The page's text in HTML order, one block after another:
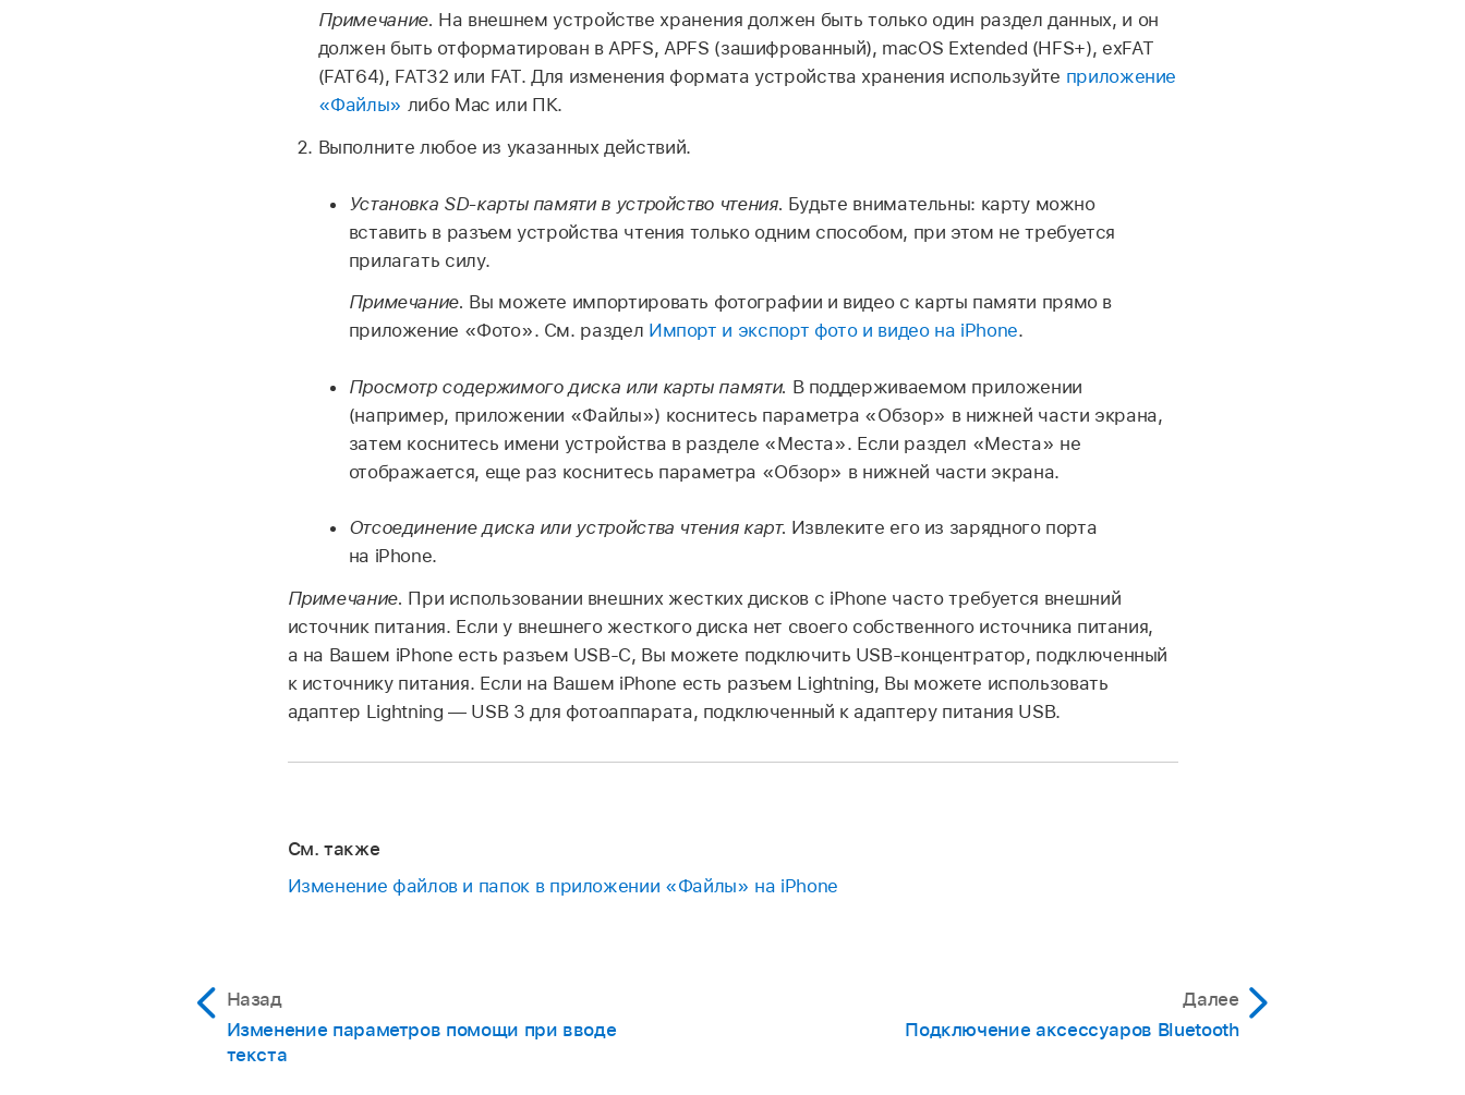
Примечание. На внешнем устройстве хранения должен быть только один раздел данных, и он
должен быть отформатирован в APFS, APFS (зашифрованный), macOS Extended (HFS+), exFAT
(FAT64), FAT32 или FAT. Для изменения формата устройства хранения используйте приложение
«Файлы» либо Mac или ПК.
Выполните любое из указанных действий.
Установка SD-карты памяти в устройство чтения. Будьте внимательны: карту можно
вставить в разъем устройства чтения только одним способом, при этом не требуется
прилагать силу.
Примечание. Вы можете импортировать фотографии и видео с карты памяти прямо в
приложение «Фото». См. раздел Импорт и экспорт фото и видео на iPhone.
Просмотр содержимого диска или карты памяти. В поддерживаемом приложении
(например, приложении «Файлы») коснитесь параметра «Обзор» в нижней части экрана,
затем коснитесь имени устройства в разделе «Места». Если раздел «Места» не
отображается, еще раз коснитесь параметра «Обзор» в нижней части экрана.
Отсоединение диска или устройства чтения карт. Извлеките его из зарядного порта
на iPhone.
Примечание. При использовании внешних жестких дисков с iPhone часто требуется внешний
источник питания. Если у внешнего жесткого диска нет своего собственного источника питания,
а на Вашем iPhone есть разъем USB-C, Вы можете подключить USB-концентратор, подключенный
к источнику питания. Если на Вашем iPhone есть разъем Lightning, Вы можете использовать
адаптер Lightning — USB 3 для фотоаппарата, подключенный к адаптеру питания USB.
См. также
Изменение файлов и папок в приложении «Файлы» на iPhone
Назад
Изменение параметров помощи при вводе
текста
Далее
Подключение аксессуаров Bluetooth